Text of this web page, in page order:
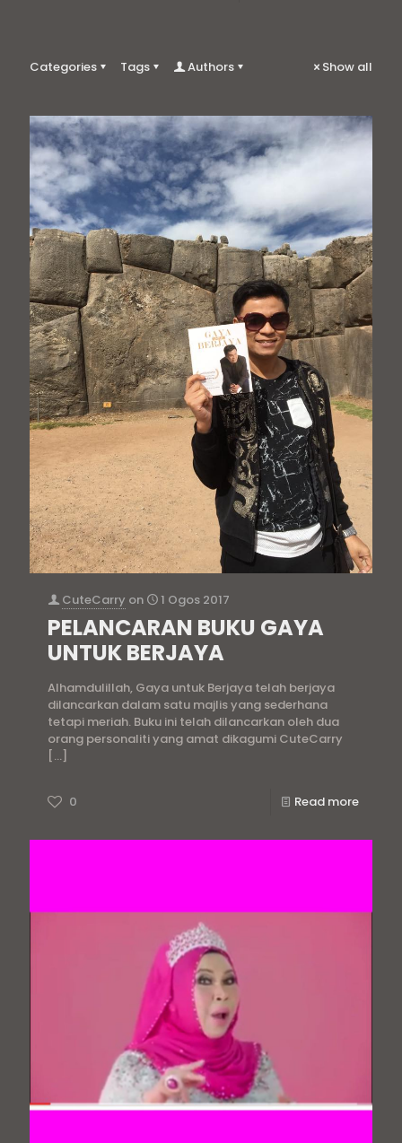
Categories Tags Authors Show all
CuteCarry on 1 Ogos 2017
PELANCARAN BUKU GAYA
UNTUK BERJAYA
Alhamdulillah, Gaya untuk Berjaya telah berjaya
dilancarkan dalam satu majlis yang sederhana
tetapi meriah. Buku ini telah dilancarkan oleh dua
orang personaliti yang amat dikagumi CuteCarry
[…]
0 Read more